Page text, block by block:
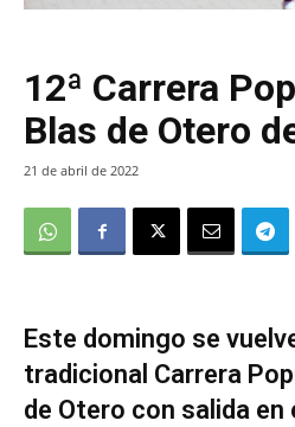
12ª Carrera
Blas de Otero
21 de abril de 2022
Este domingo se
tradicional Carrera
de Otero con salida en